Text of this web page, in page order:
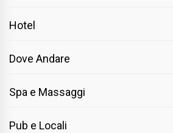
Hotel
Dove Andare
Spa e Massaggi
Pub e Locali